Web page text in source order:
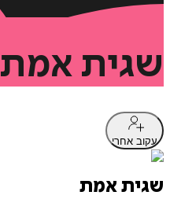
שגית אמת
עקוב אחרי
שגית אמת